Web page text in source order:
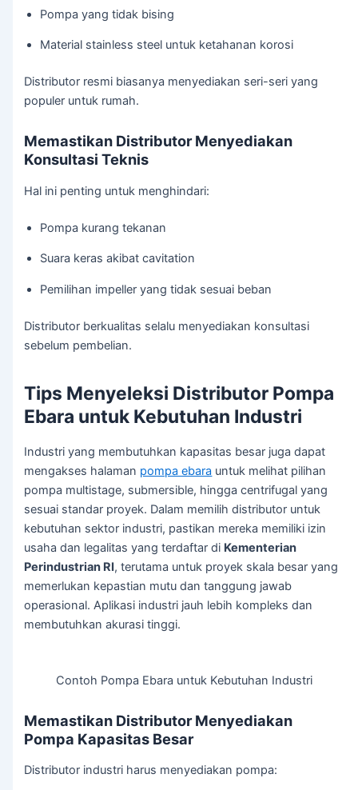
Pompa yang tidak bising
Material stainless steel untuk ketahanan korosi
Distributor resmi biasanya menyediakan seri-seri yang
populer untuk rumah.
Memastikan Distributor Menyediakan
Konsultasi Teknis
Hal ini penting untuk menghindari:
Pompa kurang tekanan
Suara keras akibat cavitation
Pemilihan impeller yang tidak sesuai beban
Distributor berkualitas selalu menyediakan konsultasi
sebelum pembelian.
Tips Menyeleksi Distributor Pompa
Ebara untuk Kebutuhan Industri
Industri yang membutuhkan kapasitas besar juga dapat
mengakses halaman pompa ebara untuk melihat pilihan
pompa multistage, submersible, hingga centrifugal yang
sesuai standar proyek. Dalam memilih distributor untuk
kebutuhan sektor industri, pastikan mereka memiliki izin
usaha dan legalitas yang terdaftar di Kementerian
Perindustrian RI, terutama untuk proyek skala besar yang
memerlukan kepastian mutu dan tanggung jawab
operasional. Aplikasi industri jauh lebih kompleks dan
membutuhkan akurasi tinggi.
Contoh Pompa Ebara untuk Kebutuhan Industri
Memastikan Distributor Menyediakan
Pompa Kapasitas Besar
Distributor industri harus menyediakan pompa: